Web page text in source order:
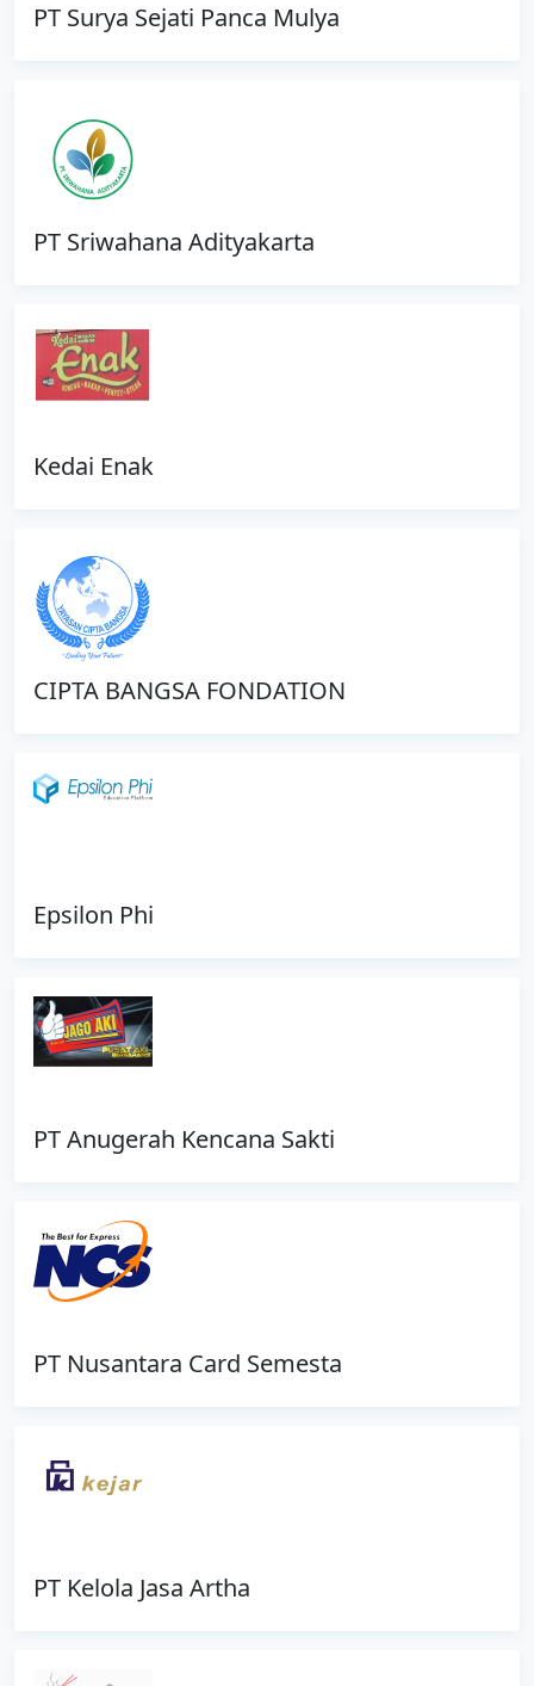
PT Surya Sejati Panca Mulya
PT Sriwahana Adityakarta
Kedai Enak
CIPTA BANGSA FONDATION
Epsilon Phi
PT Anugerah Kencana Sakti
PT Nusantara Card Semesta
PT Kelola Jasa Artha